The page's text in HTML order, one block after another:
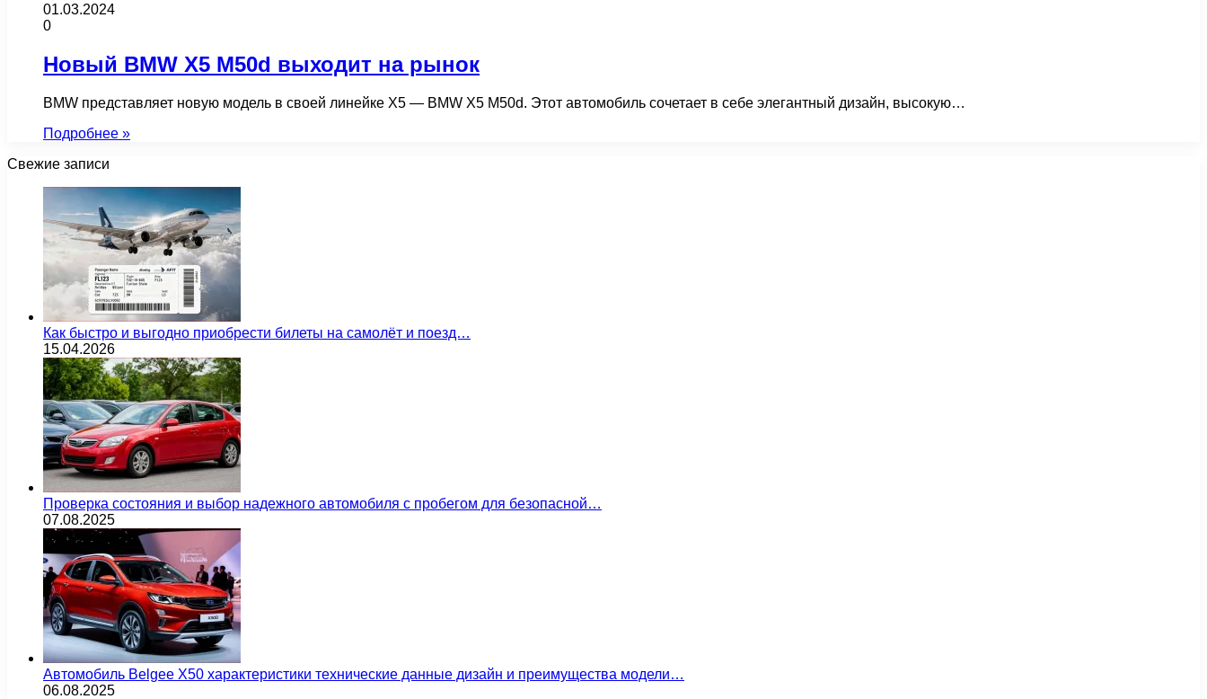
01.03.2024
0
Новый BMW X5 M50d выходит на рынок
BMW представляет новую модель в своей линейке X5 — BMW X5 M50d. Этот автомобиль сочетает в себе элегантный дизайн, высокую…
Подробнее »
Свежие записи
Как быстро и выгодно приобрести билеты на самолёт и поезд…
15.04.2026
Проверка состояния и выбор надежного автомобиля с пробегом для безопасной…
07.08.2025
Автомобиль Belgee X50 характеристики технические данные дизайн и преимущества модели…
06.08.2025